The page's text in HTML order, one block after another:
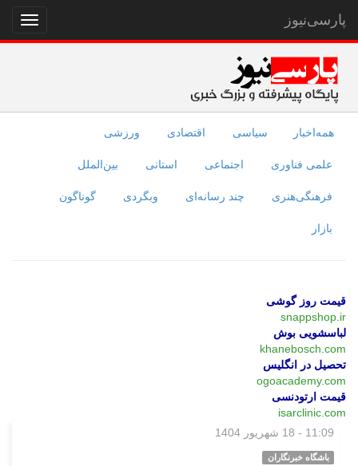
نمایش
منو
پارسی‌نیوز
همه‌اخبار سیاسی اقتصادی ورزشی
علمی فناوری اجتماعی استانی بین‌الملل
فرهنگی‌هنری چند رسانه‌ای وبگردی گوناگون
بازار
قیمت روز گوشی
snappshop.ir
لباسشویی بوش
khanebosch.com
تحصیل در انگلیس
ogoacademy.com
قیمت ارتودنسی
isarclinic.com
11:09 - 18 شهریور 1404
باشگاه خبرنگاران